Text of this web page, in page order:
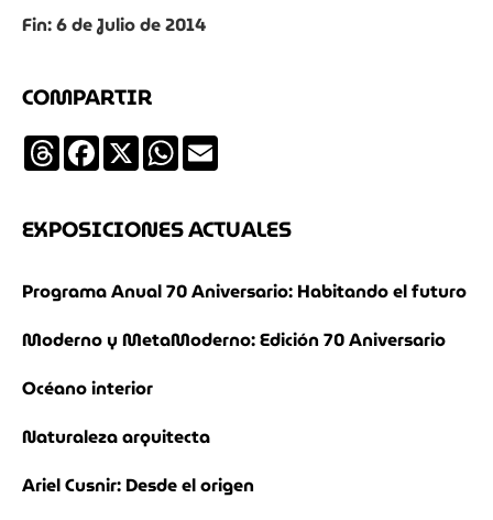
Fin: 6 de Julio de 2014
COMPARTIR
ThreadsFacebook
X WhatsApp
EXPOSICIONES ACTUALES
Programa Anual 70 Aniversario: Habitando el futuro
Moderno y MetaModerno: Edición 70 Aniversario
Océano interior
Naturaleza arquitecta
Ariel Cusnir: Desde el origen